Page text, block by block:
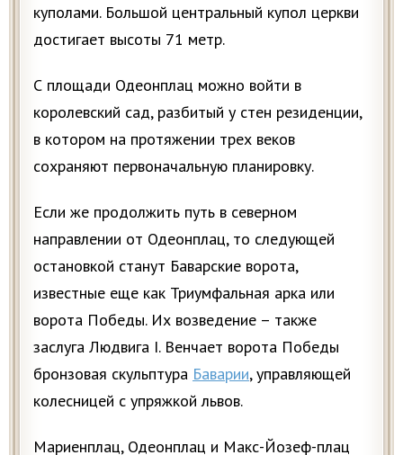
куполами. Большой центральный купол церкви
достигает высоты 71 метр.
С площади Одеонплац можно войти в
королевский сад, разбитый у стен резиденции,
в котором на протяжении трех веков
сохраняют первоначальную планировку.
Если же продолжить путь в северном
направлении от Одеонплац, то следующей
остановкой станут Баварские ворота,
известные еще как Триумфальная арка или
ворота Победы. Их возведение – также
заслуга Людвига I. Венчает ворота Победы
бронзовая скульптура Баварии, управляющей
колесницей с упряжкой львов.
Мариенплац, Одеонплац и Макс-Йозеф-плац